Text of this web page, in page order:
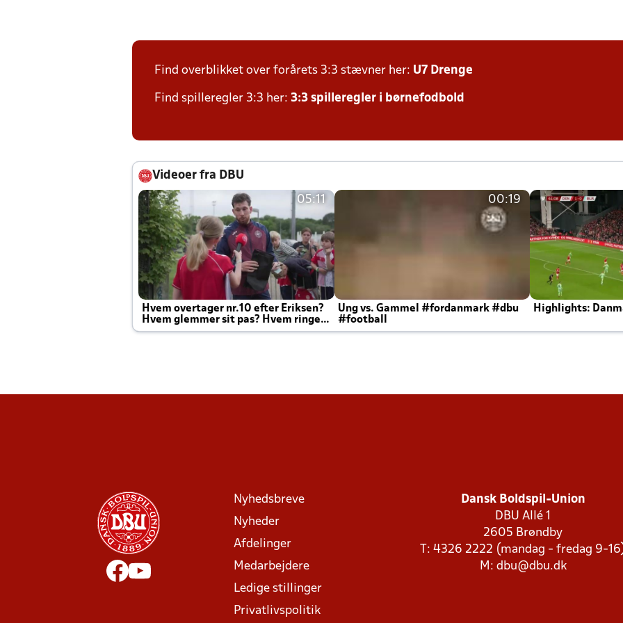
Find overblikket over forårets 3:3 stævner her: U7 Drenge
Find spilleregler 3:3 her: 3:3 spilleregler i børnefodbold
Videoer fra DBU
05:11
Hvem overtager nr.10 efter Eriksen?
Hvem glemmer sit pas? Hvem ringer
Joachim altid til efter kampe?
00:19
Ung vs. Gammel #fordanmark #dbu
#football
Highlights:
Nyhedsbreve
Nyheder
Afdelinger
Medarbejdere
Ledige stillinger
Privatlivspolitik
Dansk Boldspil-Union
DBU Allé 1
2605 Brøndby
T: 4326 2222 (mandag - fredag 9-
M: dbu@dbu.dk